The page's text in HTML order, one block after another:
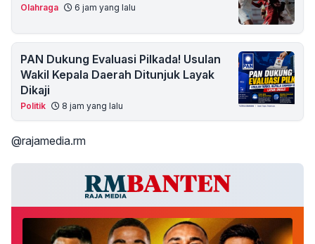
Olahraga 6 jam yang lalu
PAN Dukung Evaluasi Pilkada! Usulan
Wakil Kepala Daerah Ditunjuk Layak
Dikaji
Politik 8 jam yang lalu
@rajamedia.rm